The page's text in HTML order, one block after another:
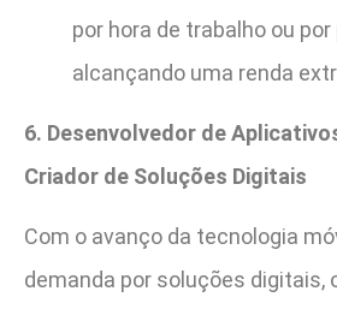
por hora de trabalho ou por
alcançando uma renda
6. Desenvolvedor de
Criador de Soluções Digitais
Com o avanço da tecnologia
demanda por soluções digitais,